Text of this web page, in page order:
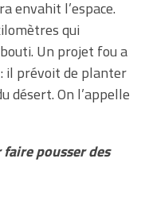
envahit l’espace.
qui
Un projet fou a
il prévoit de planter
désert. On l’appelle
pousser des